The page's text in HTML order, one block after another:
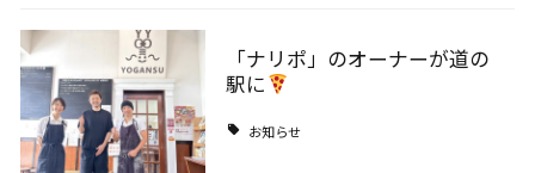
「ナリポ」のオーナーが道の
駅に
お知らせ